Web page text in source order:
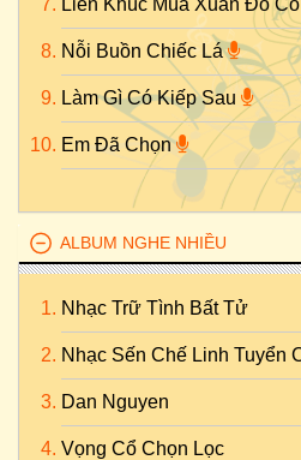
Liên Khúc Mùa Xuân Đó
Nỗi Buồn Chiếc Lá
Làm Gì Có Kiếp Sau
Em Đã Chọn
ALBUM NGHE NHIỀU
Nhạc Trữ Tình Bất Tử
Nhạc Sến Chế Linh Tuyển
Dan Nguyen
Vọng Cổ Chọn Lọc